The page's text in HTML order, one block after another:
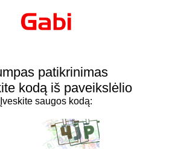
patikrinimas
kodą iš paveikslėlio
Įveskite saugos kodą: